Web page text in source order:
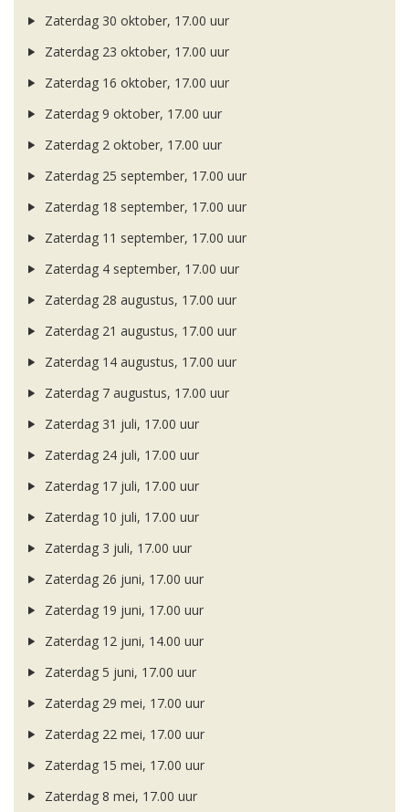
Zaterdag 30 oktober, 17.00 uur
Zaterdag 23 oktober, 17.00 uur
Zaterdag 16 oktober, 17.00 uur
Zaterdag 9 oktober, 17.00 uur
Zaterdag 2 oktober, 17.00 uur
Zaterdag 25 september, 17.00 uur
Zaterdag 18 september, 17.00 uur
Zaterdag 11 september, 17.00 uur
Zaterdag 4 september, 17.00 uur
Zaterdag 28 augustus, 17.00 uur
Zaterdag 21 augustus, 17.00 uur
Zaterdag 14 augustus, 17.00 uur
Zaterdag 7 augustus, 17.00 uur
Zaterdag 31 juli, 17.00 uur
Zaterdag 24 juli, 17.00 uur
Zaterdag 17 juli, 17.00 uur
Zaterdag 10 juli, 17.00 uur
Zaterdag 3 juli, 17.00 uur
Zaterdag 26 juni, 17.00 uur
Zaterdag 19 juni, 17.00 uur
Zaterdag 12 juni, 14.00 uur
Zaterdag 5 juni, 17.00 uur
Zaterdag 29 mei, 17.00 uur
Zaterdag 22 mei, 17.00 uur
Zaterdag 15 mei, 17.00 uur
Zaterdag 8 mei, 17.00 uur